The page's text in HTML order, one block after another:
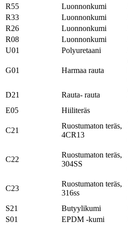
R55 Luonnonkumi
R33
Luonnonkumi
R26
Luonnonkumi
R08
Luonnonkumi
U01
Polyuretaani
G01 Harmaa rauta
D21
Rauta- rauta
E05
Hiiliteräs
C21
Ruostumaton teräs,
4CR13
C22
Ruostumaton teräs,
304SS
C23
Ruostumaton teräs,
316ss
S21
Butyylikumi
S01
EPDM -kumi